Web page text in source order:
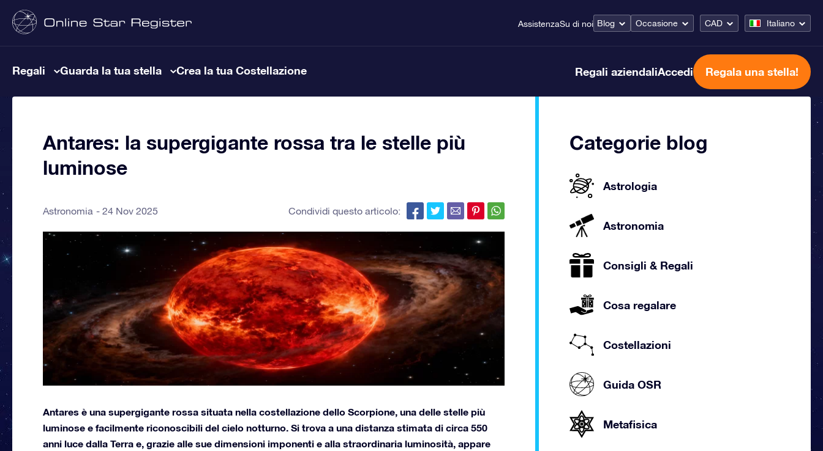
AssistenzaSu di noi Blog Occasione CAD Italiano
Regali Guarda la tua stella Crea la tua Costellazione Regali aziendaliAccedi Regala una stella!
Antares: la supergigante rossa tra le stelle più
luminose
Astronomia 24 Nov 2025 Condividi questo articolo:
Antares è una supergigante rossa situata nella costellazione dello Scorpione, una delle stelle più
luminose e facilmente riconoscibili del cielo notturno. Si trova a una distanza stimata di circa 550
anni luce dalla Terra e, grazie alle sue dimensioni imponenti e alla straordinaria luminosità, appare
Categorie blog
Astrologia
Astronomia
Consigli & Regali
Cosa regalare
Costellazioni
Guida OSR
Metafisica